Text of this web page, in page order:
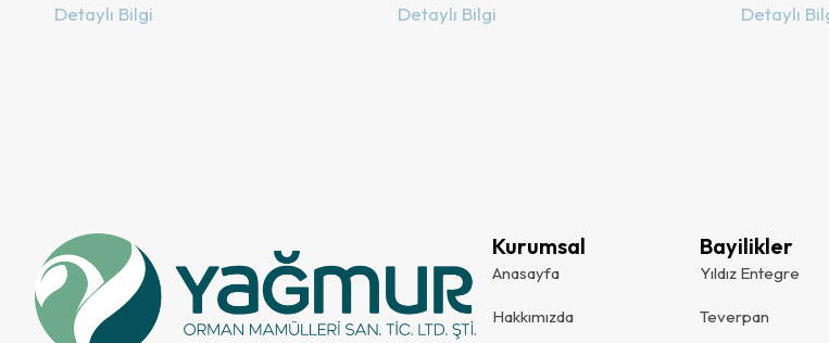
Detaylı Bilgi Detaylı Bilgi Detaylı
Kurumsal
Anasayfa
Hakkımızda
Bayilikler
Yıldız Entegre
Teverpan